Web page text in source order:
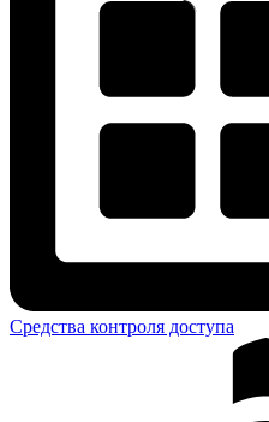
Средства контроля доступа